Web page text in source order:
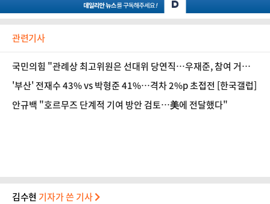
관련기사
국민의힘 "관례상 최고위원은 선대위 당연직…우재준, 참여 거부
시 존중"
'부산' 전재수 43% vs 박형준 41%…격차 2%p 초접전 [한국갤럽]
안규백 "호르무즈 단계적 기여 방안 검토…美에 전달했다"
김수현 기자가 쓴 기사